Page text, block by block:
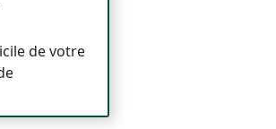
de votre